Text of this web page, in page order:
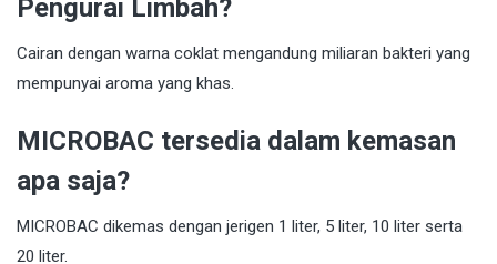
Pengurai Limbah?
Cairan dengan warna coklat mengandung miliaran bakteri yang
mempunyai aroma yang khas.
MICROBAC tersedia dalam kemasan
apa saja?
MICROBAC dikemas dengan jerigen 1 liter, 5 liter, 10 liter serta
20 liter.